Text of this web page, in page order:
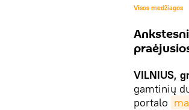
Visos medžiagos
VILNIUS,
gamtinių
portalo